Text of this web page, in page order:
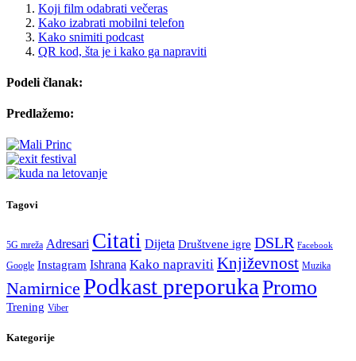
Koji film odabrati večeras
Kako izabrati mobilni telefon
Kako snimiti podcast
QR kod, šta je i kako ga napraviti
Podeli članak:
Predlažemo:
Tagovi
5G mreža Adresari Citati Dijeta Društvene igre DSLR Facebook
Google Instagram Ishrana Kako napraviti Književnost Muzika
Namirnice Podkast preporuka Promo
Trening Viber
Kategorije